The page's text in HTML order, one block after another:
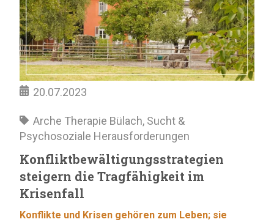
20.07.2023
Arche Therapie Bülach, Sucht &
Psychosoziale Herausforderungen
Konfliktbewältigungsstrategien
steigern die Tragfähigkeit im
Krisenfall
Konflikte und Krisen gehören zum Leben; sie